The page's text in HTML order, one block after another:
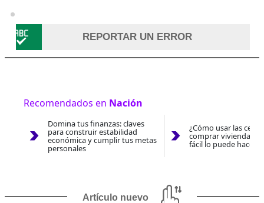
REPORTAR UN ERROR
Recomendados en Nación
Domina tus finanzas: claves
para construir estabilidad
económica y cumplir tus metas
personales
¿Cómo usar las
comprar vivienda
fácil lo puede hacer
Artículo nuevo